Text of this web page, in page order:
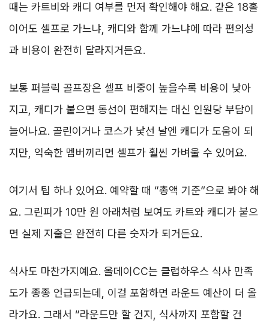
때는 카트비와 캐디 여부를 먼저 확인해야 해요. 같은 18홀
이어도 셀프로 가느냐, 캐디와 함께 가느냐에 따라 편의성
과 비용이 완전히 달라지거든요.
보통 퍼블릭 골프장은 셀프 비중이 높을수록 비용이 낮아
지고, 캐디가 붙으면 동선이 편해지는 대신 인원당 부담이
늘어나요. 골린이거나 코스가 낯선 날엔 캐디가 도움이 되
지만, 익숙한 멤버끼리면 셀프가 훨씬 가벼울 수 있어요.
여기서 팁 하나 있어요. 예약할 때 “총액 기준”으로 봐야 해
요. 그린피가 10만 원 아래처럼 보여도 카트와 캐디가 붙으
면 실제 지출은 완전히 다른 숫자가 되거든요.
식사도 마찬가지예요. 올데이CC는 클럽하우스 식사 만족
도가 종종 언급되는데, 이걸 포함하면 라운드 예산이 더 올
라가요. 그래서 “라운드만 할 건지, 식사까지 포함할 건